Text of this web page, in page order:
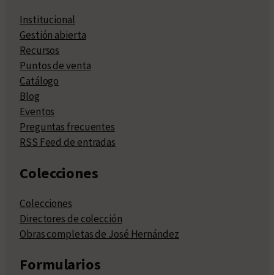
Institucional
Gestión abierta
Recursos
Puntos de venta
Catálogo
Blog
Eventos
Preguntas frecuentes
RSS Feed de entradas
Colecciones
Colecciones
Directores de colección
Obras completas de José Hernández
Formularios